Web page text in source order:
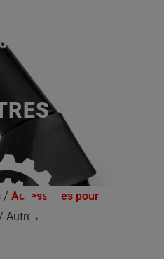
/ Accessoires pour
Autres